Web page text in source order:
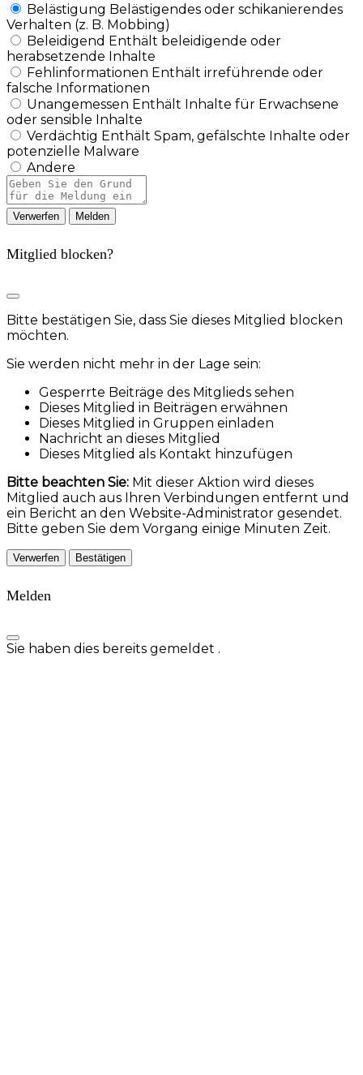
Belästigung Belästigendes oder schikanierendes
Verhalten (z. B. Mobbing)
Beleidigend Enthält beleidigende oder
herabsetzende Inhalte
Fehlinformationen Enthält irreführende oder
falsche Informationen
Unangemessen Enthält Inhalte für Erwachsene
oder sensible Inhalte
Verdächtig Enthält Spam, gefälschte Inhalte oder
potenzielle Malware
Andere
Berichtsnotiz
Melden
Mitglied blocken?
Bitte bestätigen Sie, dass Sie dieses Mitglied blocken
möchten.
Sie werden nicht mehr in der Lage sein:
Gesperrte Beiträge des Mitglieds sehen
Dieses Mitglied in Beiträgen erwähnen
Dieses Mitglied in Gruppen einladen
Nachricht an dieses Mitglied
Dieses Mitglied als Kontakt hinzufügen
Bitte beachten Sie: Mit dieser Aktion wird dieses
Mitglied auch aus Ihren Verbindungen entfernt und
ein Bericht an den Website-Administrator gesendet.
Bitte geben Sie dem Vorgang einige Minuten Zeit.
Bestätigen
Melden
Sie haben dies bereits gemeldet .